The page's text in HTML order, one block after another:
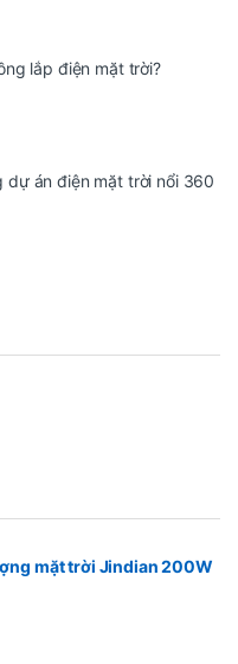
lắp điện mặt trời?
dự án điện mặt trời nổi 360
mặt trời Jindian 200W